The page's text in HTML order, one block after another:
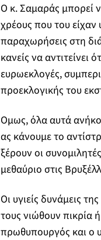
Ο κ. Σαμαράς μπορεί
χρέους που του είχαν
παραχωρήσεις στη
κανείς να
ευρωεκλογές,
προεκλογικής του
Ομως, όλα αυτά
ας κάνουμε το
ξέρουν οι
μεθαύριο στις
Οι υγιείς δυνάμεις
τους νιώθουν πικρία
πρωθυπουργός και ο